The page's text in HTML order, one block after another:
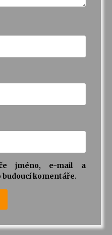
jméno, e-mail a
komentáře.